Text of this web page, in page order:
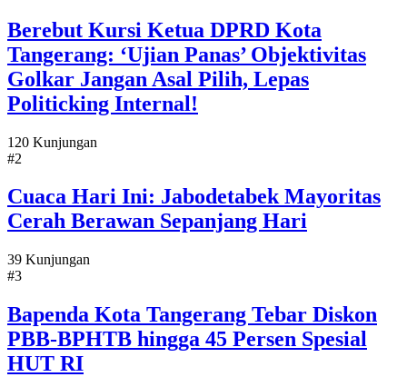
Berebut Kursi Ketua DPRD Kota
Tangerang: ‘Ujian Panas’ Objektivitas
Golkar Jangan Asal Pilih, Lepas
Politicking Internal!
120 Kunjungan
#2
Cuaca Hari Ini: Jabodetabek Mayoritas
Cerah Berawan Sepanjang Hari
39 Kunjungan
#3
Bapenda Kota Tangerang Tebar Diskon
PBB-BPHTB hingga 45 Persen Spesial
HUT RI